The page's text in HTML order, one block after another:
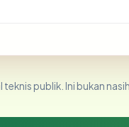
publik. Ini bukan